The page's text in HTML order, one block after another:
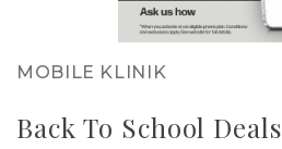
MOBILE KLINIK
Back To School Deals